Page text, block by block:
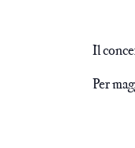
Il
Per